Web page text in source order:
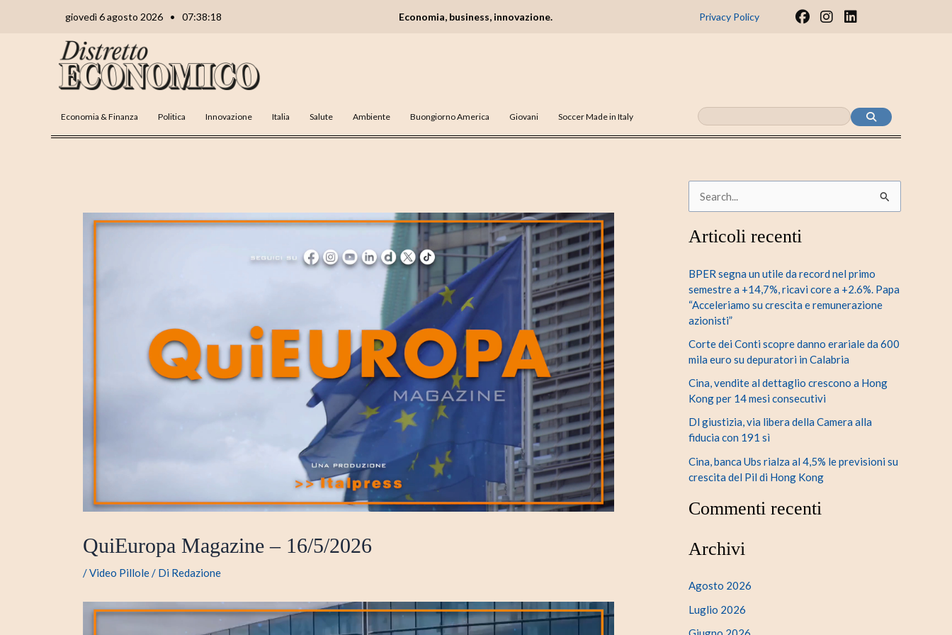
giovedì 6 agosto 2026 • 07:38:19 Economia, business, innovazione. Privacy Policy
F
I
m
L
n
Economia & Finanza Politica Innovazione Italia Salute Ambiente Buongiorno America Giovani Soccer Made in Italy
QuiEuropa Magazine – 16/5/2026
/Video Pillole/ Di Redazione
r
a
:
Articoli recenti
BPER segna un utile da record nel primo
semestre a +14,7%, ricavi core a +2.6%. Papa
“Acceleriamo su crescita e remunerazione
azionisti”
Corte dei Conti scopre danno erariale da 600
mila euro su depuratori in Calabria
Cina, vendite al dettaglio crescono a Hong
Kong per 14 mesi consecutivi
Dl giustizia, via libera della Camera alla
fiducia con 191 sì
Cina, banca Ubs rialza al 4,5% le previsioni su
crescita del Pil di Hong Kong
Commenti recenti
Archivi
Agosto 2026
Luglio 2026